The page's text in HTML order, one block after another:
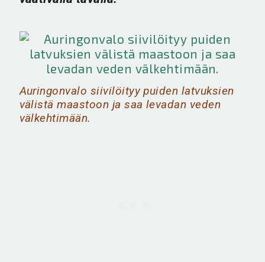
Auringonvalo siivilöityy puiden latvuksien
välistä maastoon ja saa levadan veden
välkehtimään.